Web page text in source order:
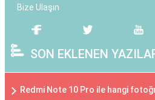
Bize Ulaşın
SON EKLENEN
Redmi Note 10 Pro ile hangi